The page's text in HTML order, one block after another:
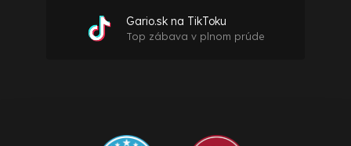
Gario.sk na TikToku
Top zábava v plnom prúde